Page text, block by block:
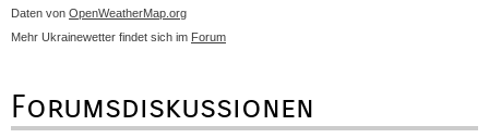
Daten von OpenWeatherMap.org
Mehr Ukrainewetter findet sich im Forum
Forumsdiskussionen